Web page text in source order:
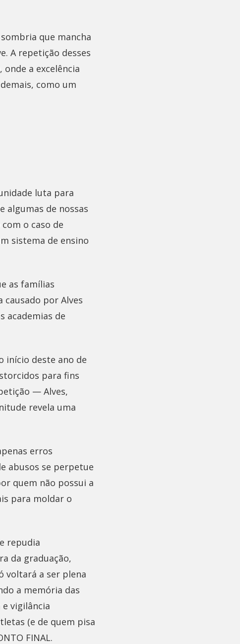
que mancha
A repetição desses
a excelência
como um
luta para
algumas de nossas
o caso de
sistema de ensino
as famílias
causado por Alves
academias de
início deste ano de
para fins
— Alves,
revela uma
erros
abusos se perpetue
quem não possui a
para moldar o
repudia
da graduação,
voltará a ser plena
a memória das
vigilância
(e de quem pisa
FINAL.​